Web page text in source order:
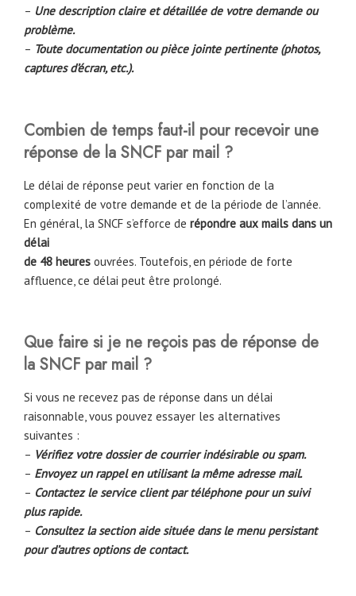
– Une description claire et détaillée de votre demande ou
problème.
– Toute documentation ou pièce jointe pertinente (photos,
captures d’écran, etc.).
Combien de temps faut-il pour recevoir une
réponse de la SNCF par mail ?
Le délai de réponse peut varier en fonction de la
complexité de votre demande et de la période de l’année.
En général, la SNCF s’efforce de répondre aux mails dans un
délai
de 48 heures ouvrées. Toutefois, en période de forte
affluence, ce délai peut être prolongé.
Que faire si je ne reçois pas de réponse de
la SNCF par mail ?
Si vous ne recevez pas de réponse dans un délai
raisonnable, vous pouvez essayer les alternatives
suivantes :
– Vérifiez votre dossier de courrier indésirable ou spam.
– Envoyez un rappel en utilisant la même adresse mail.
– Contactez le service client par téléphone pour un suivi
plus rapide.
– Consultez la section aide située dans le menu persistant
pour d’autres options de contact.